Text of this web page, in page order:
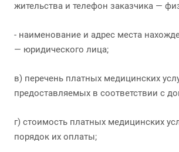
жительства и телефон заказчика —
- наименование и адрес места
— юридического лица;
в) перечень платных медицинских
предоставляемых в соответствии с
г) стоимость платных медицинских
порядок их оплаты;